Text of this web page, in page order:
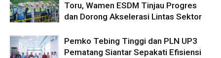
Toru, Wamen ESDM Tinjau Progres
dan Dorong Akselerasi Lintas Sektor
Pemko Tebing Tinggi dan PLN UP3
Pematang Siantar Sepakati Efisiensi